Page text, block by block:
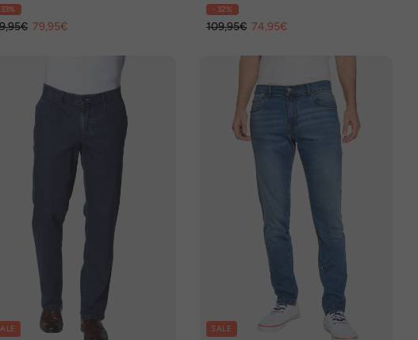
79,95€
- 32%
109,95€ 74,95€
SALE